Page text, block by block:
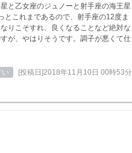
と乙女座のジュノーと射手座の海王星
とこれまであるので、射手座の12度ま
りこそすれ、良くなることなど絶対な
が、やはりそうです。調子が悪くて仕
い [投稿日]2018年11月10日 00時53分